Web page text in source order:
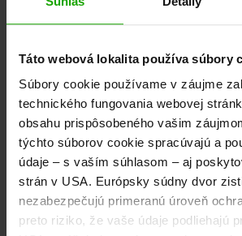
Táto webová lokalita používa súbory
Súbory cookie používame v záujme
technického fungovania webovej
obsahu prispôsobeného vašim
týchto súborov cookie spracúvajú a
údaje – s vaším súhlasom – aj
strán v USA. Európsky súdny dvor
nezabezpečujú primeranú úroveň
preto riziko, že vaše údaje podliehajú